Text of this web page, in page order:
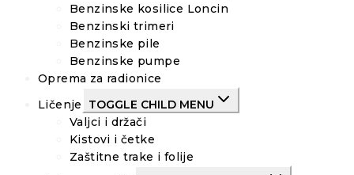
Benzinske kosilice Loncin
Benzinski trimeri
Benzinske pile
Benzinske pumpe
Oprema za radionice
Ličenje
TOGGLE CHILD MENU
Valjci i držači
Kistovi i četke
Zaštitne trake i folije